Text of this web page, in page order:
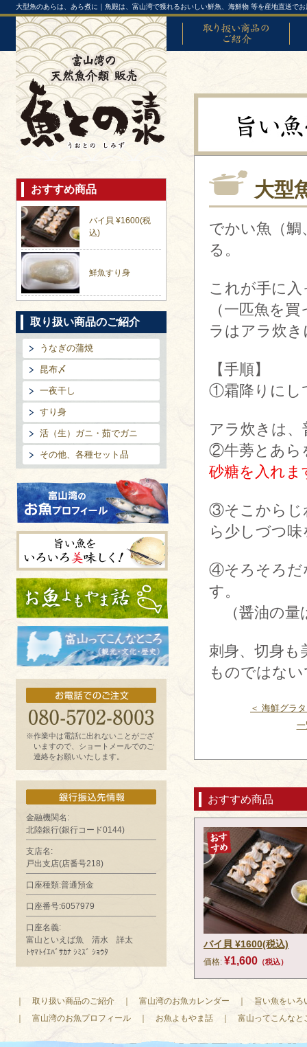
大型魚のあらは、あら煮に｜魚殿は、富山湾で獲れるおいしい鮮魚、海鮮物 等を産地直送で
おすすめ商品
バイ貝 ¥1600(税
込)
鮮魚すり身
取り扱い商品のご紹介
うなぎの蒲焼
昆布〆
一夜干し
すり身
活（生）ガニ・茹でガニ
その他、各種セット品
富山湾のお魚プロフィール
旨い魚をいろいろ美味しく!
お魚よもやま話
史）
※作業中は電話に出れないことがござ
いますので、ショートメールでのご
連絡をお願いいたします。
金融機関名:
北陸銀行(銀行コード0144)
支店名:
戸出支店(店番号218)
口座種類:普通預金
口座番号:6057979
口座名義:
富山といえば魚 清水 詳太
ﾄﾔﾏﾄｲｴﾊﾞｻｶﾅ ｼﾐｽﾞ ｼｮｳﾀ
大型
でかい魚（
る。
これが手に
（一匹魚を
ラはアラ炊き
【手順】
①霜降りにし
アラ炊きは
②牛蒡とあら
砂糖を入れま
③そこからじ
ら少しづつ
④そろそろだ
す。
（醤油の量
刺身、切身
ものではな
＜ 海鮮グラ
おすすめ商品
バイ貝 ¥1600(税込)
価格: ¥1,600 （税込）
取り扱い商品のご紹介 富山湾のお魚カレンダー
旨い魚をいろ
富山湾のお魚プロフィール お魚よもやま話 富山ってこんなと